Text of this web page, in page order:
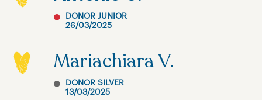
DONOR JUNIOR
26/03/2025
Mariachiara V.
DONOR SILVER
13/03/2025